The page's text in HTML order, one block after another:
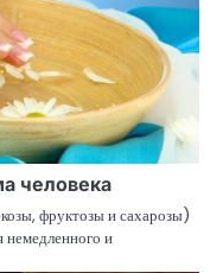
человека
фруктозы и сахарозы)
немедленного и